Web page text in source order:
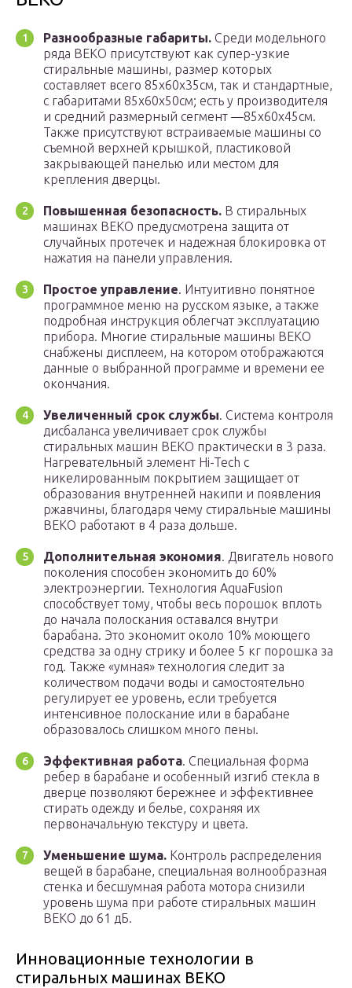
Разнообразные габариты. Среди модельного
ряда ВЕКО присутствуют как супер-узкие
стиральные машины, размер которых
составляет всего 85х60х35см, так и стандартные,
с габаритами 85х60х50см; есть у производителя
и средний размерный сегмент —85х60х45см.
Также присутствуют встраиваемые машины со
съемной верхней крышкой, пластиковой
закрывающей панелью или местом для
крепления дверцы.
Повышенная безопасность. В стиральных
машинах ВЕКО предусмотрена защита от
случайных протечек и надежная блокировка от
нажатия на панели управления.
Простое управление. Интуитивно понятное
программное меню на русском языке, а также
подробная инструкция облегчат эксплуатацию
прибора. Многие стиральные машины ВЕКО
снабжены дисплеем, на котором отображаются
данные о выбранной программе и времени ее
окончания.
Увеличенный срок службы. Система контроля
дисбаланса увеличивает срок службы
стиральных машин ВЕКО практически в 3 раза.
Нагревательный элемент Hi-Tech с
никелированным покрытием защищает от
образования внутренней накипи и появления
ржавчины, благодаря чему стиральные машины
ВЕКО работают в 4 раза дольше.
Дополнительная экономия. Двигатель нового
поколения способен экономить до 60%
электроэнергии. Технология AquaFusion
способствует тому, чтобы весь порошок вплоть
до начала полоскания оставался внутри
барабана. Это экономит около 10% моющего
средства за одну стрику и более 5 кг порошка за
год. Также «умная» технология следит за
количеством подачи воды и самостоятельно
регулирует ее уровень, если требуется
интенсивное полоскание или в барабане
образовалось слишком много пены.
Эффективная работа. Специальная форма
ребер в барабане и особенный изгиб стекла в
дверце позволяют бережнее и эффективнее
стирать одежду и белье, сохраняя их
первоначальную текстуру и цвета.
Уменьшение шума. Контроль распределения
вещей в барабане, специальная волнообразная
стенка и бесшумная работа мотора снизили
уровень шума при работе стиральных машин
ВЕКО до 61 дБ.
Инновационные технологии в
стиральных машинах BEKO